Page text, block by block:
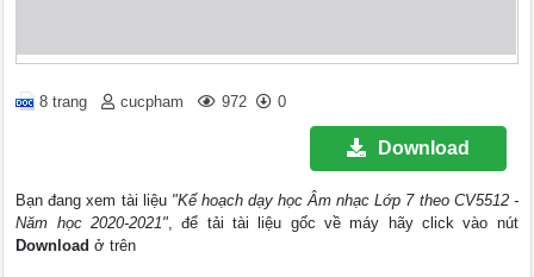
8 trang cucpham 972 0
Download
Bạn đang xem tài liệu "Kế hoạch dạy học Âm nhạc Lớp 7 theo CV5512 -
Năm học 2020-2021", để tải tài liệu gốc về máy hãy click vào nút
Download ở trên